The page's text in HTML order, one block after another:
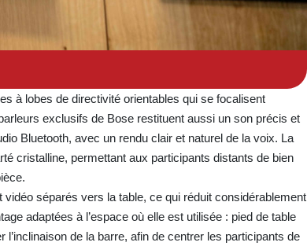
à lobes de directivité orientables qui se focalisent
exclusifs de Bose restituent aussi un son précis et
Bluetooth, avec un rendu clair et naturel de la voix. La
cristalline, permettant aux participants distants de bien
séparés vers la table, ce qui réduit considérablement
adaptées à l’espace où elle est utilisée : pied de table
de la barre, afin de centrer les participants de